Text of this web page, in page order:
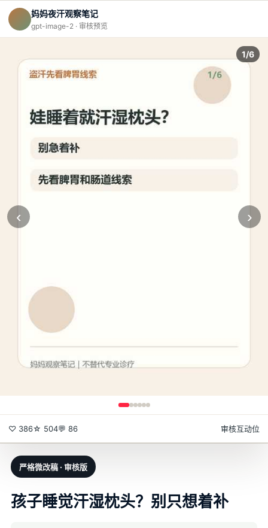
妈妈夜汗观察笔记
gpt-image-2 · 审核预览
1/6
‹ ›
♡ 386☆ 504💬 86 审核互动位
严格微改稿 · 审核版
孩子睡觉汗湿枕头？别只想着补